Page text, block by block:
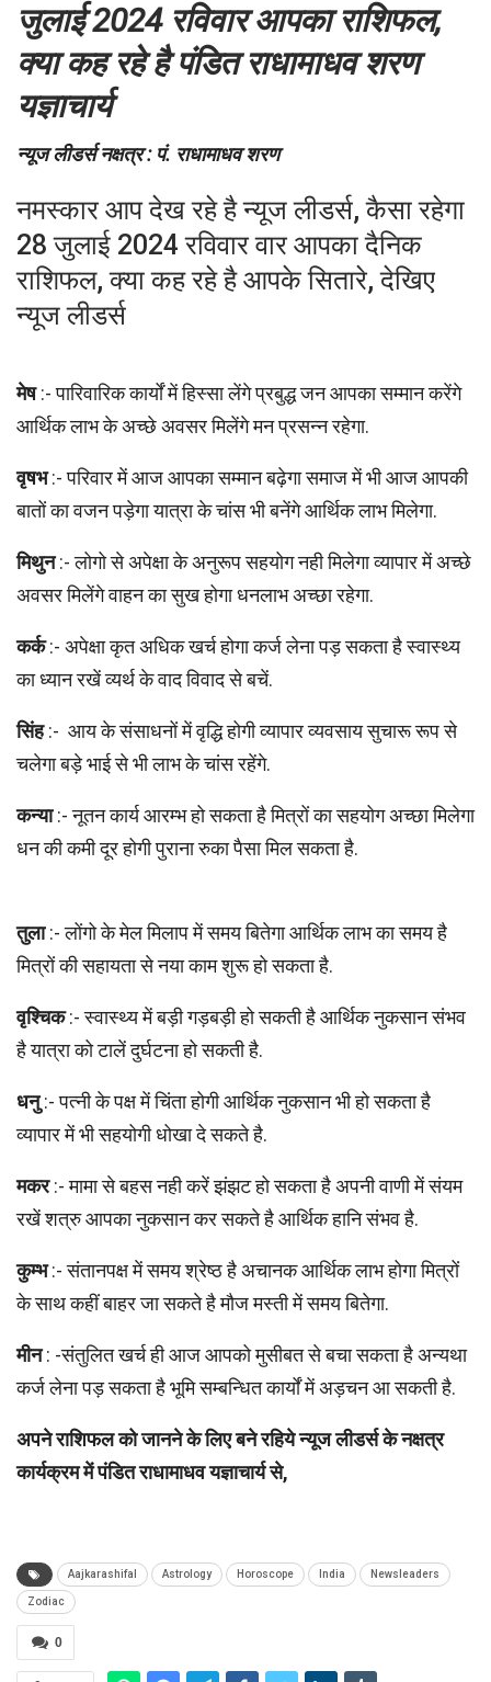
जुलाई 2024 रविवार आपका राशिफल,
क्या कह रहे है पंडित राधामाधव शरण
यज्ञाचार्य
न्यूज लीडर्स नक्षत्र : पं. राधामाधव शरण
नमस्कार आप देख रहे है न्यूज लीडर्स, कैसा रहेगा
28 जुलाई 2024 रविवार वार आपका दैनिक
राशिफल, क्या कह रहे है आपके सितारे, देखिए
न्यूज लीडर्स
मेष:- पारिवारिक कार्यों में हिस्सा लेंगे प्रबुद्ध जन आपका सम्मान करेंगे
आर्थिक लाभ के अच्छे अवसर मिलेंगे मन प्रसन्न रहेगा.
वृषभ:- परिवार में आज आपका सम्मान बढ़ेगा समाज में भी आज आपकी
बातों का वजन पड़ेगा यात्रा के चांस भी बनेंगे आर्थिक लाभ मिलेगा.
मिथुन:- लोगो से अपेक्षा के अनुरूप सहयोग नही मिलेगा व्यापार में अच्छे
अवसर मिलेंगे वाहन का सुख होगा धनलाभ अच्छा रहेगा.
कर्क:- अपेक्षा कृत अधिक खर्च होगा कर्ज लेना पड़ सकता है स्वास्थ्य
का ध्यान रखें व्यर्थ के वाद विवाद से बचें.
सिंह:- आय के संसाधनों में वृद्धि होगी व्यापार व्यवसाय सुचारू रूप से
चलेगा बड़े भाई से भी लाभ के चांस रहेंगे.
कन्या:- नूतन कार्य आरम्भ हो सकता है मित्रों का सहयोग अच्छा मिलेगा
धन की कमी दूर होगी पुराना रुका पैसा मिल सकता है.
तुला:- लोंगो के मेल मिलाप में समय बितेगा आर्थिक लाभ का समय है
मित्रों की सहायता से नया काम शुरू हो सकता है.
वृश्चिक:- स्वास्थ्य में बड़ी गड़बड़ी हो सकती है आर्थिक नुकसान संभव
है यात्रा को टालें दुर्घटना हो सकती है.
धनु:- पत्नी के पक्ष में चिंता होगी आर्थिक नुकसान भी हो सकता है
व्यापार में भी सहयोगी धोखा दे सकते है.
मकर:- मामा से बहस नही करें झंझट हो सकता है अपनी वाणी में संयम
रखें शत्रु आपका नुकसान कर सकते है आर्थिक हानि संभव है.
कुम्भ:- संतानपक्ष में समय श्रेष्ठ है अचानक आर्थिक लाभ होगा मित्रों
के साथ कहीं बाहर जा सकते है मौज मस्ती में समय बितेगा.
मीन: -संतुलित खर्च ही आज आपको मुसीबत से बचा सकता है अन्यथा
कर्ज लेना पड़ सकता है भूमि सम्बन्धित कार्यों में अड़चन आ सकती है.
अपने राशिफल को जानने के लिए बने रहिये न्यूज लीडर्स के नक्षत्र
कार्यक्रम में पंडित राधामाधव यज्ञाचार्य से,
Aajkarashifal Astrology Horoscope India Newsleaders
Zodiac
0